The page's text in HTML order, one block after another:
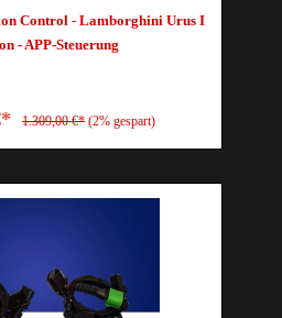
Control - Lamborghini Urus I
- APP-Steuerung
1.309,00 €* (2% gespart)